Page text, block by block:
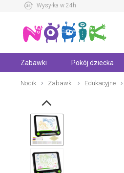
Wysyłka w 24h
Zabawki Pokój dziecka
Nodik Zabawki Edukacyjne